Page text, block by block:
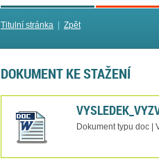
Titulní stránka Zpět
DOKUMENT KE STAŽENÍ
Dokument typu doc |